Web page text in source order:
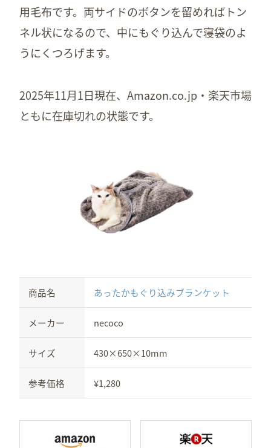
用毛布です。両サイドのボタンを留めればトン
ネル状になるので、中にもぐり込んで寝袋のよ
うにくつろげます。
2025年11月1日現在、Amazon.co.jp・楽天市場
ともに在庫切れの状態です。
商品名 あったかもぐり込みブランケット
メーカー necoco
サイズ 430×650×10mm
参考価格 ¥1,280
Amazonで「あったかもぐ